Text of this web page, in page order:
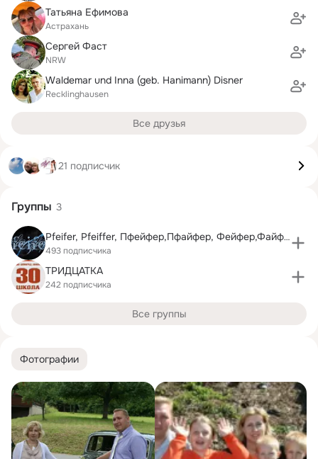
Фотографии
Татьяна Ефимова
Астрахань
Сергей Фаст
NRW
Waldemar und Inna (geb. Hanimann) Disner
Recklinghausen
Все друзья
21 подписчик
Группы 3
Pfeifer, Pfeiffer, Пфейфер,Пфайфер, Фейфер,Файфер
493 подписчика
ТРИДЦАТКА
242 подписчика
Все группы